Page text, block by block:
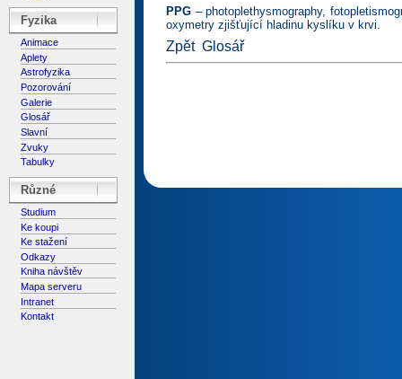
Fyzika
Animace
Aplety
Astrofyzika
Pozorování
Galerie
Glosář
Slavní
Zvuky
Tabulky
Různé
Studium
Ke koupi
Ke stažení
Odkazy
Kniha návštěv
Mapa serveru
Intranet
Kontakt
PPG – photoplethysmography,
oxymetry zjišťující hladinu kyslíku v krvi.
Zpět Glosář